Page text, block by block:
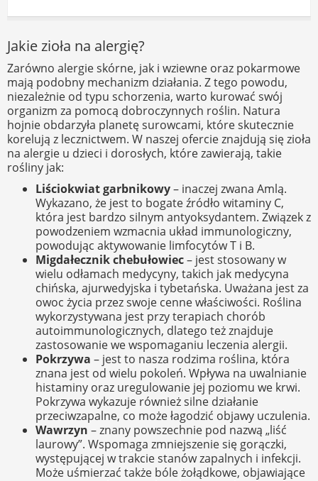
Jakie zioła na alergię?
Zarówno alergie skórne, jak i wziewne oraz pokarmowe
mają podobny mechanizm działania. Z tego powodu,
niezależnie od typu schorzenia, warto kurować swój
organizm za pomocą dobroczynnych roślin. Natura
hojnie obdarzyła planetę surowcami, które skutecznie
korelują z lecznictwem. W naszej ofercie znajdują się zioła
na alergie u dzieci i dorosłych, które zawierają, takie
rośliny jak:
Liściokwiat garbnikowy– inaczej zwana Amlą.
Wykazano, że jest to bogate źródło witaminy C,
która jest bardzo silnym antyoksydantem. Związek z
powodzeniem wzmacnia układ immunologiczny,
powodując aktywowanie limfocytów T i B.
Migdałecznik chebułowiec– jest stosowany w
wielu odłamach medycyny, takich jak medycyna
chińska, ajurwedyjska i tybetańska. Uważana jest za
owoc życia przez swoje cenne właściwości. Roślina
wykorzystywana jest przy terapiach chorób
autoimmunologicznych, dlatego też znajduje
zastosowanie we wspomaganiu leczenia alergii.
Pokrzywa – jest to nasza rodzima roślina, która
znana jest od wielu pokoleń. Wpływa na uwalnianie
histaminy oraz uregulowanie jej poziomu we krwi.
Pokrzywa wykazuje również silne działanie
przeciwzapalne, co może łagodzić objawy uczulenia.
Wawrzyn – znany powszechnie pod nazwą „liść
laurowy”. Wspomaga zmniejszenie się gorączki,
występującej w trakcie stanów zapalnych i infekcji.
Może uśmierzać także bóle żołądkowe, objawiające